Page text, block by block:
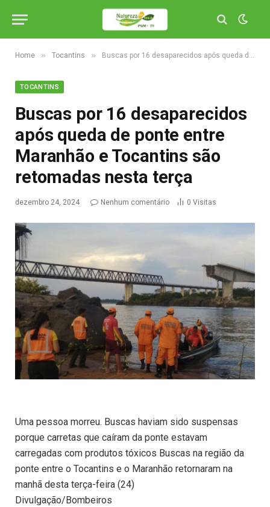
Home » Tocantins » Buscas por 16 desaparecidos após queda de ponte entre Maranhão e Tocantins são retomadas nesta terça
TOCANTINS
Buscas por 16 desaparecidos
após queda de ponte entre
Maranhão e Tocantins são
retomadas nesta terça
dezembro 24, 2024 Nenhum comentário 0 Visitas
Uma pessoa morreu. Buscas haviam sido suspensas
porque carretas que caíram da ponte estavam
carregadas com produtos tóxicos Buscas na região da
ponte entre o Tocantins e o Maranhão retornaram na
manhã desta terça-feira (24)
Divulgação/Bombeiros